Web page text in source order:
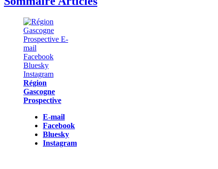
Région
Gascogne
Prospective
E-mail
Facebook
Bluesky
Instagram